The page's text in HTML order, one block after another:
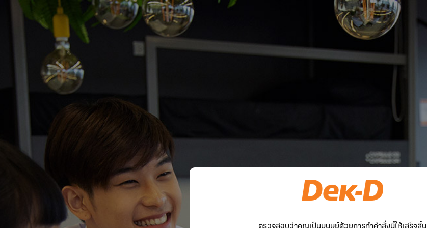
ตรวจสอบว่าคุณเป็นมนุษย์ด้วยการทำคำสั่งนี้ให้เสร็จสิ้น